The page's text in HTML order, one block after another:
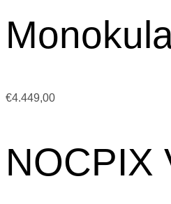
€4.449,00
NOCPIX